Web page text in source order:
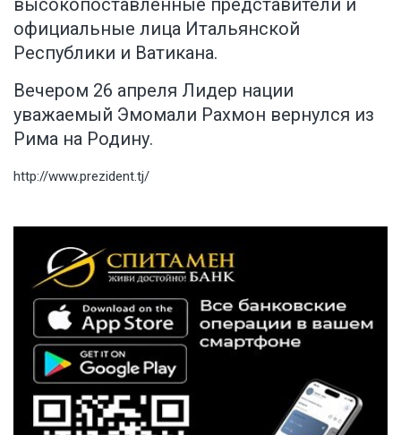
высокопоставленные представители и
официальные лица Итальянской
Республики и Ватикана.
Вечером 26 апреля Лидер нации
уважаемый Эмомали Рахмон вернулся из
Рима на Родину.
http://www.prezident.tj/